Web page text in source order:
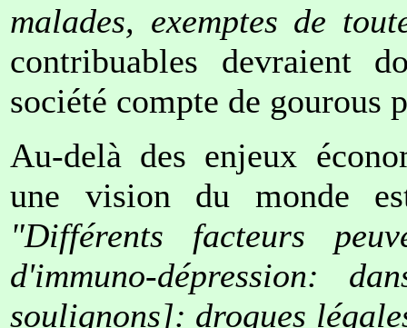
malades, exemptes de
contribuables devraient
société compte de gourous
Au-delà des enjeux
une vision du monde
"Différents facteurs
d'immuno-dépression:
soulignons]: drogues